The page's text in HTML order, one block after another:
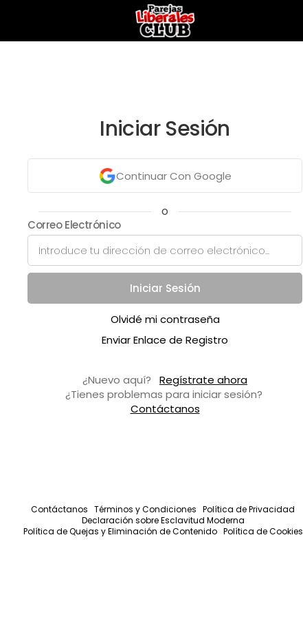
Iniciar Sesión
Continuar Con Google
o
Correo Electrónico
Iniciar Sesión
Olvidé mi contraseña
Enviar Enlace de Registro
¿Nuevo aquí?
Regístrate ahora
¿Tienes problemas para iniciar sesión?
Contáctanos
Contáctanos Términos y Condiciones Política de Privacidad
Declaración sobre Esclavitud Moderna
Política de Quejas y Eliminación de Contenido Política de Cookies